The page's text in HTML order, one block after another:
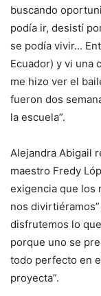
buscando
podía ir, desistí
se podía vivir…
Ecuador) y vi una
me hizo ver el
fueron dos
la escuela”.
Alejandra Abigail
maestro Fredy
exigencia que los
nos
disfrutemos lo
porque uno se
todo perfecto en
proyecta”.